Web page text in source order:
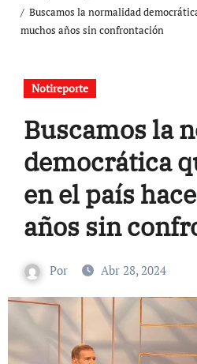
Buscamos la normalidad
muchos años sin confrontación
Notireporte
Buscamos la
democrática
en el país
años sin
Por Abr 28, 2024